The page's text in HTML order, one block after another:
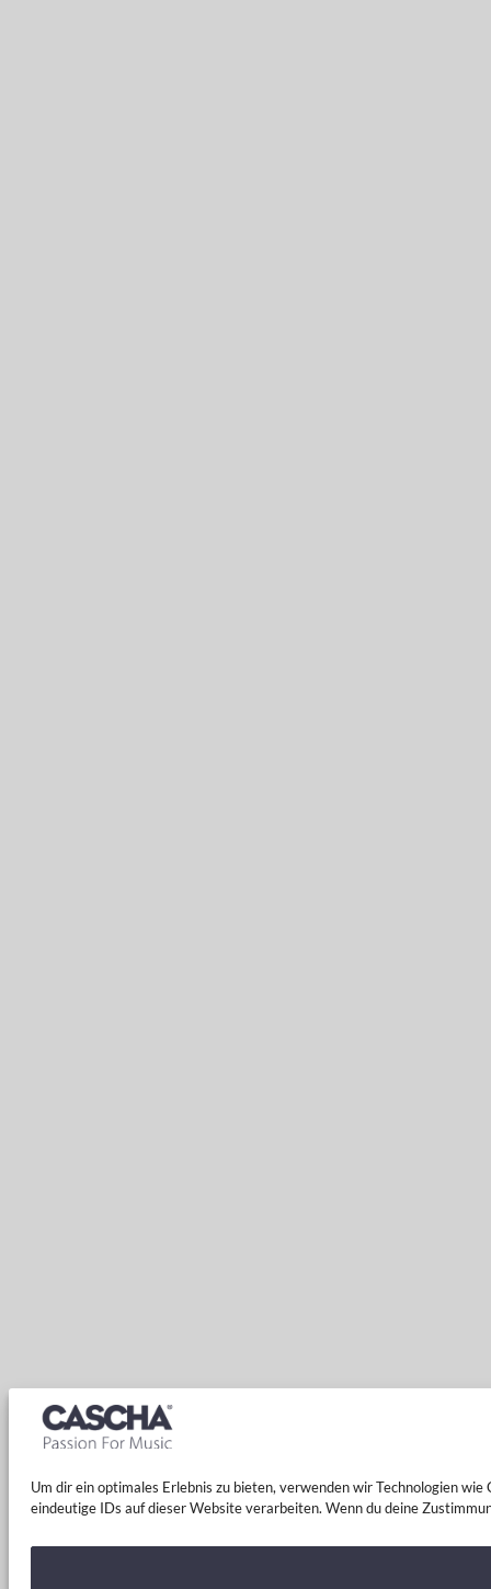
Um dir ein optimales Erlebnis zu bieten, verwenden wir Technologien
eindeutige IDs auf dieser Website verarbeiten. Wenn du deine